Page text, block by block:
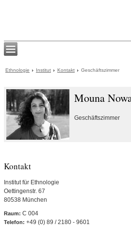
Ethnologie Institut Kontakt Geschäftszimmer
Mouna
Geschäftszimmer
Kontakt
Institut für Ethnologie
Oettingenstr. 67
80538 München
Raum: C 004
Telefon: +49 (0) 89 / 2180 - 9601